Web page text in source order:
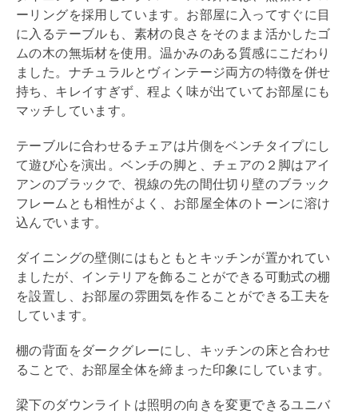
ーリングを採用しています。お部屋に入ってすぐに目
に入るテーブルも、素材の良さをそのまま活かしたゴ
ムの木の無垢材を使用。温かみのある質感にこだわり
ました。ナチュラルとヴィンテージ両方の特徴を併せ
持ち、キレイすぎず、程よく味が出ていてお部屋にも
マッチしています。
テーブルに合わせるチェアは片側をベンチタイプにし
て遊び心を演出。ベンチの脚と、チェアの２脚はアイ
アンのブラックで、視線の先の間仕切り壁のブラック
フレームとも相性がよく、お部屋全体のトーンに溶け
込んでいます。
ダイニングの壁側にはもともとキッチンが置かれてい
ましたが、インテリアを飾ることができる可動式の棚
を設置し、お部屋の雰囲気を作ることができる工夫を
しています。
棚の背面をダークグレーにし、キッチンの床と合わせ
ることで、お部屋全体を締まった印象にしています。
梁下のダウンライトは照明の向きを変更できるユニバ